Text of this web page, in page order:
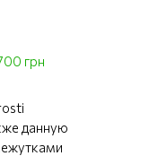
грн
данную